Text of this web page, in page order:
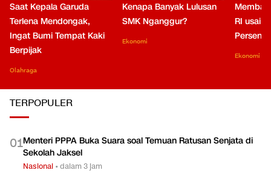
Saat Kepala Garuda
Terlena Mendongak,
Ingat Bumi Tempat Kaki
Berpijak
Olahraga
Kenapa Banyak Lulusan
SMK Nganggur?
Ekonomi
RI usai
Persen
Ekonomi
TERPOPULER
01Menteri PPPA Buka Suara soal Temuan Ratusan Senjata di
Sekolah Jaksel
Nasional •dalam 3 jam